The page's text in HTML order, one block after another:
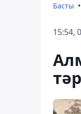
Басты
15:54,